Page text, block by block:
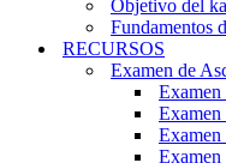
Objetivo del
Fundamentos
RECURSOS
Examen de